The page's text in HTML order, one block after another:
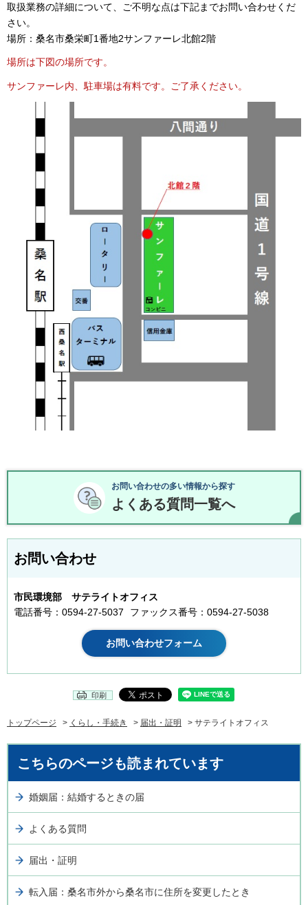
取扱業務の詳細について、ご不明な点は下記までお問い合わせくだ
さい。
場所：桑名市桑栄町1番地2サンファーレ北館2階
場所は下図の場所です。
サンファーレ内、駐車場は有料です。ご了承ください。
お問い合わせの多い情報から探す
よくある質問一覧へ
お問い合わせ
市民環境部 サテライトオフィス
電話番号：0594-27-5037
ファックス番号：0594-27-5038
印刷
トップページ > くらし・手続き > 届出・証明 > サテライトオフィス
こちらのページも読まれています
婚姻届：結婚するときの届
よくある質問
届出・証明
転入届：桑名市外から桑名市に住所を変更したとき